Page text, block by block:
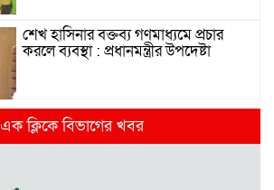
শেখ হাসিনার বক্তব্য গণমাধ্যমে প্রচার
করলে ব্যবস্থা : প্রধানমন্ত্রীর উপদেষ্টা
দিল্লিতে হাসিনার গণমাধ্যমে ভাষণ নিয়ে যা
বলছে ভারত
এক ক্লিকে বিভাগের খবর